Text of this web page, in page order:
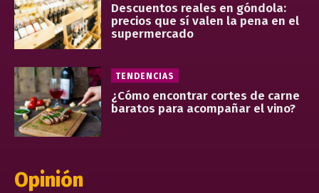
Descuentos reales en góndola:
precios que sí valen la pena en el
supermercado
TENDENCIAS
¿Cómo encontrar cortes de carne
baratos para acompañar el vino?
Opinión